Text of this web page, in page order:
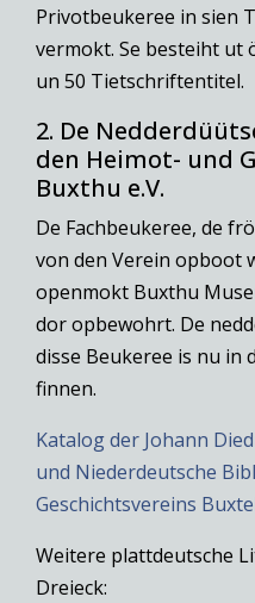
Privotbeukeree in sien
vermokt. Se besteiht ut
un 50 Tietschriftentitel.
2. De
den Heimot- und
Buxthu e.V.
De Fachbeukeree, de
von den Verein opboot
openmokt Buxthu
dor opbewohrt. De
disse Beukeree is nu in
finnen.
Katalog der Johann
und Niederdeutsche
Geschichtsvereins
Weitere plattdeutsche
Dreieck: